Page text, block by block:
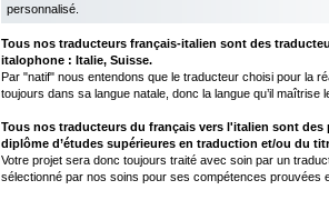
personnalisé.
Tous nos traducteurs français-italien sont des
italophone : Italie, Suisse.
Par "natif" nous entendons que le traducteur choisi pour la
toujours dans sa langue natale, donc la langue qu’il maîtrise
Tous nos traducteurs du français vers l'italien sont des
diplôme d’études supérieures en traduction et/ou du
Votre projet sera donc toujours traité avec soin par un
sélectionné par nos soins pour ses compétences prouvées